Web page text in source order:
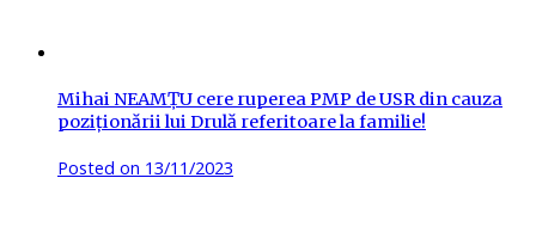
Mihai NEAMȚU cere ruperea PMP de USR din cauza
poziționării lui Drulă referitoare la familie!
Posted on 13/11/2023